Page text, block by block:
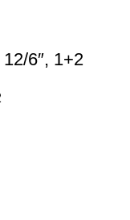
12/6″, 1+2